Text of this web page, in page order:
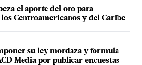
el aporte del oro para
Centroamericanos y del Caribe
su ley mordaza y formula
Media por publicar encuestas